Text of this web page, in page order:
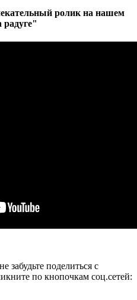
ролик на нашем
радуге"
забудьте поделиться с
по кнопочкам соц.сетей: